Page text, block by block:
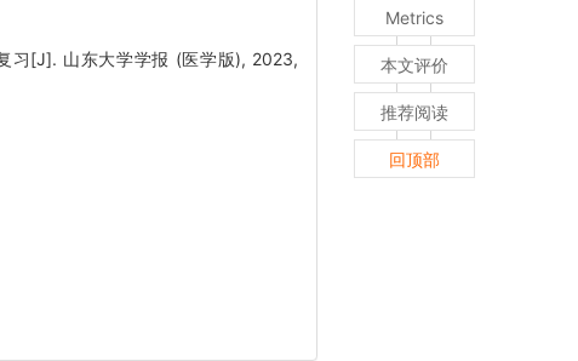
习[J]. 山东大学学报 (医学版), 2023,
Metrics
本文评价
推荐阅读
回顶部